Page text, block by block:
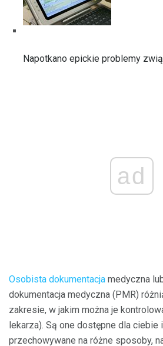
Napotkano epickie problemy
ad
Osobista dokumentacja medyczna
dokumentacja medyczna (PMR)
zakresie, w jakim można je
lekarza). Są one dostępne dla ciebie
przechowywane na różne sposoby,